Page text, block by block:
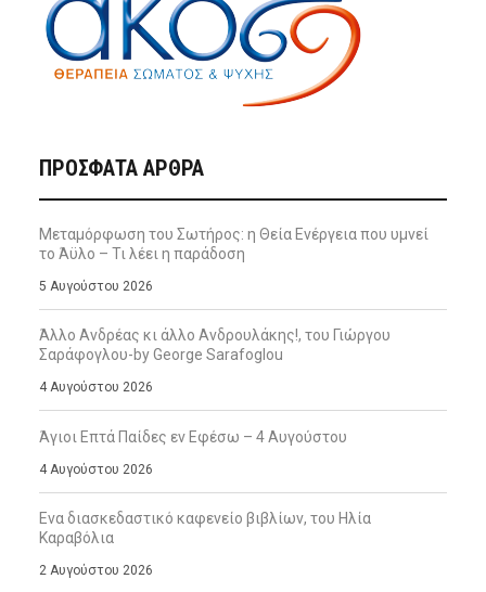
ΠΡΌΣΦΑΤΑ ΆΡΘΡΑ
Μεταμόρφωση του Σωτήρος: η Θεία Ενέργεια που υμνεί
το Άϋλο – Τι λέει η παράδοση
5 Αυγούστου 2026
Άλλο Ανδρέας κι άλλο Ανδρουλάκης!, του Γιώργου
Σαράφογλου-by George Sarafoglou
4 Αυγούστου 2026
Άγιοι Επτά Παίδες εν Εφέσω – 4 Αυγούστου
4 Αυγούστου 2026
Ενα διασκεδαστικό καφενείο βιβλίων, του Ηλία
Καραβόλια
2 Αυγούστου 2026